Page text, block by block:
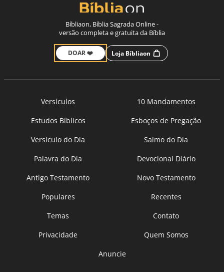
Bíbliaon, Bíblia Sagrada Online -
versão completa e gratuita da Bíblia
DOAR ❤️ Loja Bíbliaon
Versículos
10 Mandamentos
Estudos Bíblicos
Esboços de Pregação
Versículo do Dia
Salmo do Dia
Palavra do Dia
Devocional Diário
Antigo Testamento
Novo Testamento
Populares
Recentes
Temas
Contato
Privacidade
Quem Somos
Anuncie